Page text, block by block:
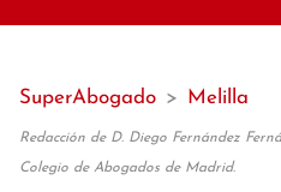
SuperAbogado > Melilla
Redacción de D. Diego Fernández
Colegio de Abogados de Madrid.